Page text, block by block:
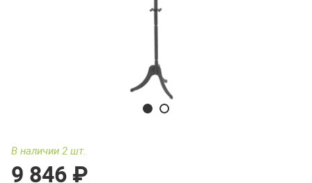
В наличии 2 шт.
9 846 ₽